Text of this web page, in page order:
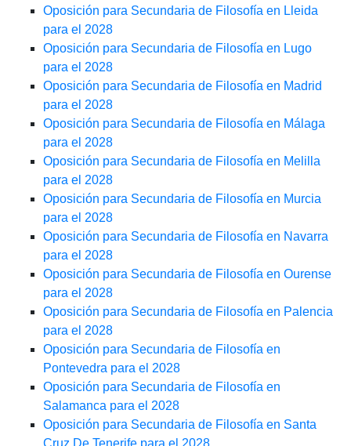
Oposición para Secundaria de Filosofía en Lleida
para el 2028
Oposición para Secundaria de Filosofía en Lugo
para el 2028
Oposición para Secundaria de Filosofía en Madrid
para el 2028
Oposición para Secundaria de Filosofía en Málaga
para el 2028
Oposición para Secundaria de Filosofía en Melilla
para el 2028
Oposición para Secundaria de Filosofía en Murcia
para el 2028
Oposición para Secundaria de Filosofía en Navarra
para el 2028
Oposición para Secundaria de Filosofía en Ourense
para el 2028
Oposición para Secundaria de Filosofía en Palencia
para el 2028
Oposición para Secundaria de Filosofía en
Pontevedra para el 2028
Oposición para Secundaria de Filosofía en
Salamanca para el 2028
Oposición para Secundaria de Filosofía en Santa
Cruz De Tenerife para el 2028